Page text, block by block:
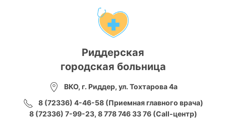
Риддерская
городская больница
ВКО, г. Риддер, ул. Тохтарова 4а
8 (72336) 4-46-58 (Приемная главного врача)
8 (72336) 7-99-23, 8 778 746 33 76 (Call-центр)